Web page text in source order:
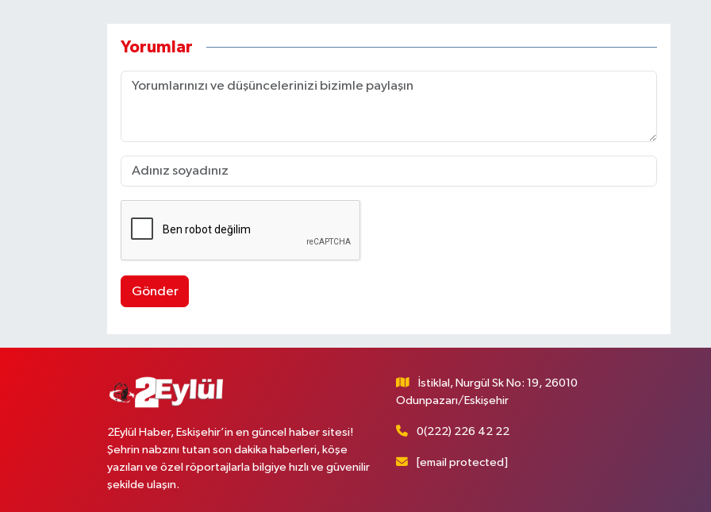
Yorumlar
Gönder
2Eylül Haber, Eskişehir’in en güncel haber sitesi!
Şehrin nabzını tutan son dakika haberleri, köşe
yazıları ve özel röportajlarla bilgiye hızlı ve güvenilir
şekilde ulaşın.
İstiklal, Nurgül Sk No: 19, 26010
Odunpazarı/Eskişehir
0(222) 226 42 22
[email protected]